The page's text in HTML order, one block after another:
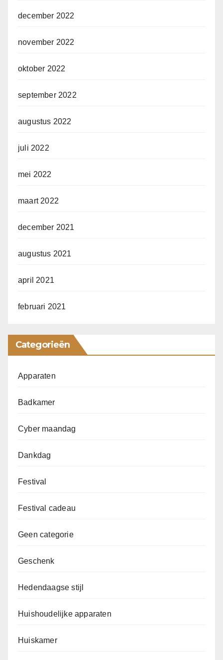
december 2022
november 2022
oktober 2022
september 2022
augustus 2022
juli 2022
mei 2022
maart 2022
december 2021
augustus 2021
april 2021
februari 2021
Categorieën
Apparaten
Badkamer
Cyber maandag
Dankdag
Festival
Festival cadeau
Geen categorie
Geschenk
Hedendaagse stijl
Huishoudelijke apparaten
Huiskamer